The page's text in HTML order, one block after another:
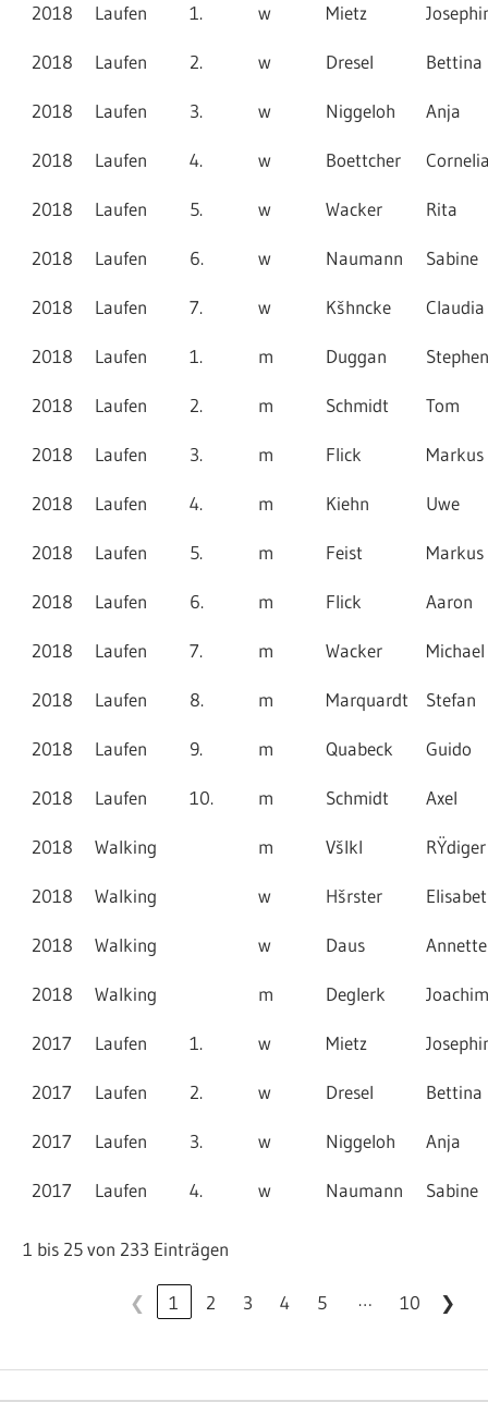
2018 Laufen 1. w Mietz
2018 Laufen 2. w Dresel Bettina
2018 Laufen 3. w Niggeloh Anja
2018 Laufen 4. w Boettcher
2018 Laufen 5. w Wacker Rita
2018 Laufen 6. w Naumann Sabine
2018 Laufen 7. w Kšhncke Claudia
2018 Laufen 1. m Duggan
2018 Laufen 2. m Schmidt Tom
2018 Laufen 3. m Flick Markus
2018 Laufen 4. m Kiehn Uwe
2018 Laufen 5. m Feist Markus
2018 Laufen 6. m Flick Aaron
2018 Laufen 7. m Wacker Michael
2018 Laufen 8. m Marquardt Stefan
2018 Laufen 9. m Quabeck Guido
2018 Laufen 10. m Schmidt Axel
2018 Walking m Všlkl RŸdiger
2018 Walking w Hšrster
2018 Walking w Daus Annette
2018 Walking m Deglerk
2017 Laufen 1. w Mietz
2017 Laufen 2. w Dresel Bettina
2017 Laufen 3. w Niggeloh Anja
2017 Laufen 4. w Naumann Sabine
1 bis 25 von 233 Einträgen
❮ 1 2 3 4 5 … 10 ❯